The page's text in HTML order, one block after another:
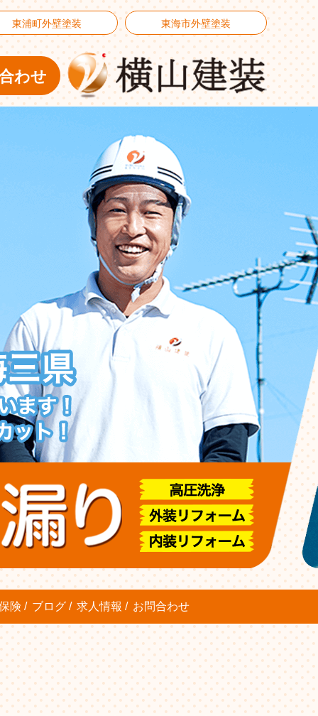
わせ
東浦町外壁塗装 東海市外壁塗装
険 ブログ 求人情報 お問合わせ